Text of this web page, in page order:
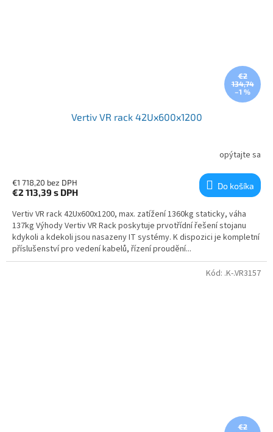
€2
134,74
–1 %
Vertiv VR rack 42Ux600x1200
opýtajte sa
€1 718,20 bez DPH
€2 113,39 s DPH
Do košíka
Vertiv VR rack 42Ux600x1200, max. zatížení 1360kg staticky, váha
137kg Výhody Vertiv VR Rack poskytuje prvotřídní řešení stojanu
kdykoli a kdekoli jsou nasazeny IT systémy. K dispozici je kompletní
příslušenství pro vedení kabelů, řízení proudění...
€2
Kód: .K-.VR3157